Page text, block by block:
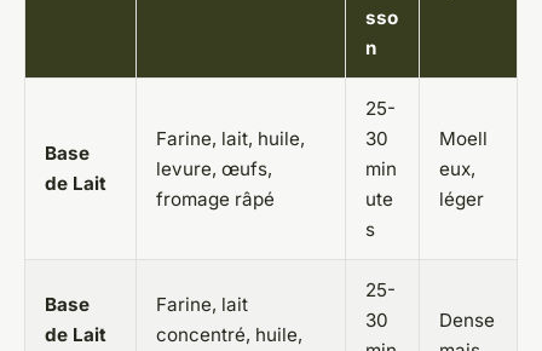
sso
n
Base
de Lait
Farine, lait, huile,
levure, œufs,
fromage râpé
25-
30
min
ute
s
Moell
eux,
léger
Base
de Lait
Farine, lait
concentré, huile,
25-
30
Dense